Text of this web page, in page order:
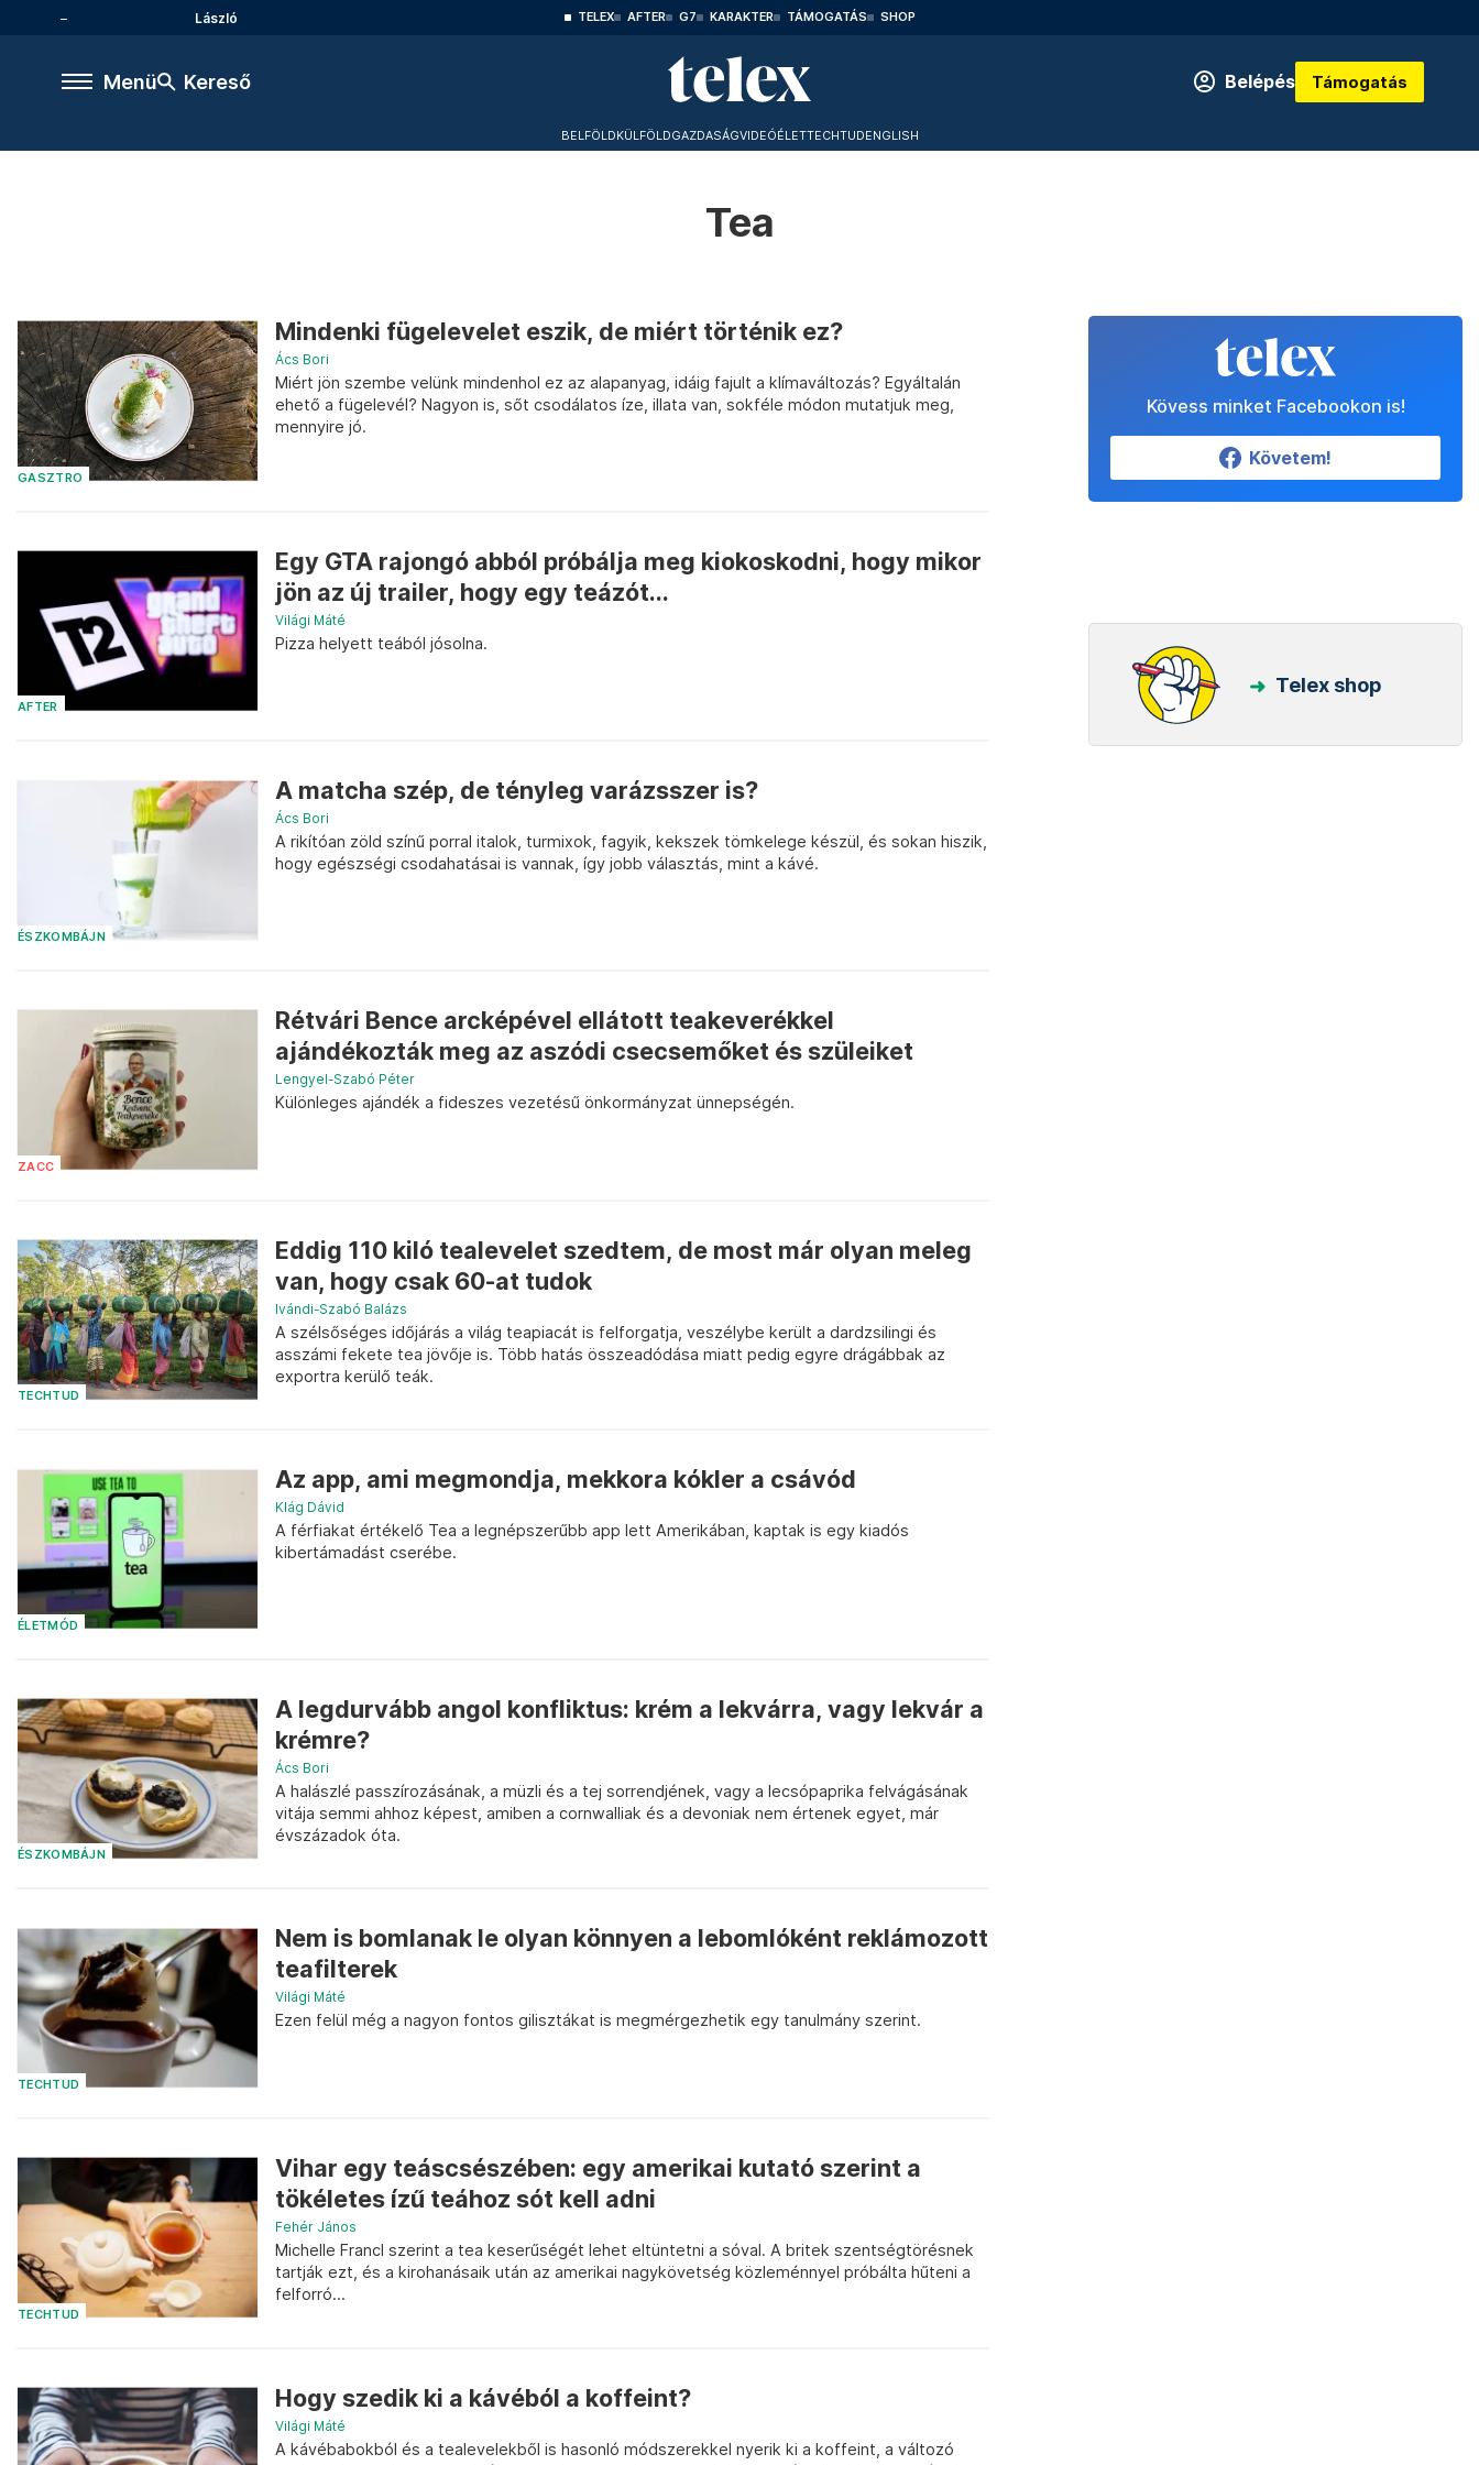
László TELEX AFTER G7 KARAKTER TÁMOGATÁS SHOP
Menü Kereső Belépés Támogatás
BELFÖLDKÜLFÖLDGAZDASÁGVIDEÓÉLETTECHTUDENGLISH
Tea
GASZTRO
Mindenki fügelevelet eszik, de miért történik ez?
Ács Bori
Miért jön szembe velünk mindenhol ez az alapanyag, idáig fajult a klímaváltozás? Egyáltalán
ehető a fügelevél? Nagyon is, sőt csodálatos íze, illata van, sokféle módon mutatjuk meg,
mennyire jó.
AFTER
Egy GTA rajongó abból próbálja meg kiokoskodni, hogy mikor
jön az új trailer, hogy egy teázót...
Világi Máté
Pizza helyett teából jósolna.
ÉSZKOMBÁJN
A matcha szép, de tényleg varázsszer is?
Ács Bori
A rikítóan zöld színű porral italok, turmixok, fagyik, kekszek tömkelege készül, és sokan hiszik,
hogy egészségi csodahatásai is vannak, így jobb választás, mint a kávé.
ZACC
Rétvári Bence arcképével ellátott teakeverékkel
ajándékozták meg az aszódi csecsemőket és szüleiket
Lengyel-Szabó Péter
Különleges ajándék a fideszes vezetésű önkormányzat ünnepségén.
TECHTUD
Eddig 110 kiló tealevelet szedtem, de most már olyan meleg
van, hogy csak 60-at tudok
Ivándi-Szabó Balázs
A szélsőséges időjárás a világ teapiacát is felforgatja, veszélybe került a dardzsilingi és
asszámi fekete tea jövője is. Több hatás összeadódása miatt pedig egyre drágábbak az
exportra kerülő teák.
ÉLETMÓD
Az app, ami megmondja, mekkora kókler a csávód
Klág Dávid
A férfiakat értékelő Tea a legnépszerűbb app lett Amerikában, kaptak is egy kiadós
kibertámadást cserébe.
ÉSZKOMBÁJN
A legdurvább angol konfliktus: krém a lekvárra, vagy lekvár a
krémre?
Ács Bori
A halászlé passzírozásának, a müzli és a tej sorrendjének, vagy a lecsópaprika felvágásának
vitája semmi ahhoz képest, amiben a cornwalliak és a devoniak nem értenek egyet, már
évszázadok óta.
TECHTUD
Nem is bomlanak le olyan könnyen a lebomlóként reklámozott
teafilterek
Világi Máté
Ezen felül még a nagyon fontos gilisztákat is megmérgezhetik egy tanulmány szerint.
TECHTUD
Vihar egy teáscsészében: egy amerikai kutató szerint a
tökéletes ízű teához sót kell adni
Fehér János
Michelle Francl szerint a tea keserűségét lehet eltüntetni a sóval. A britek szentségtörésnek
tartják ezt, és a kirohanásaik után az amerikai nagykövetség közleménnyel próbálta hűteni a
felforró...
Hogy szedik ki a kávéból a koffeint?
Világi Máté
A kávébabokból és a tealevelekből is hasonló módszerekkel nyerik ki a koffeint, a változó
Kövess minket Facebookon is!
Követem!
Telex shop